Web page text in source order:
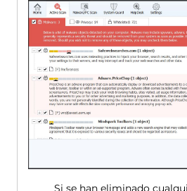
Si se han eliminado